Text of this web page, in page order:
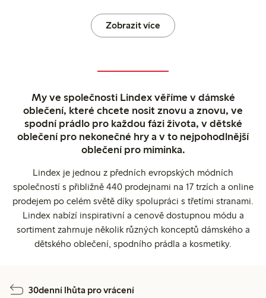
Zobrazit více
My ve společnosti Lindex věříme v dámské
oblečení, které chcete nosit znovu a znovu, ve
spodní prádlo pro každou fázi života, v dětské
oblečení pro nekonečné hry a v to nejpohodlnější
oblečení pro miminka.
Lindex je jednou z předních evropských módních
společností s přibližně 440 prodejnami na 17 trzích a online
prodejem po celém světě díky spolupráci s třetími stranami.
Lindex nabízí inspirativní a cenově dostupnou módu a
sortiment zahrnuje několik různých konceptů dámského a
dětského oblečení, spodního prádla a kosmetiky.
30denní lhůta pro vrácení